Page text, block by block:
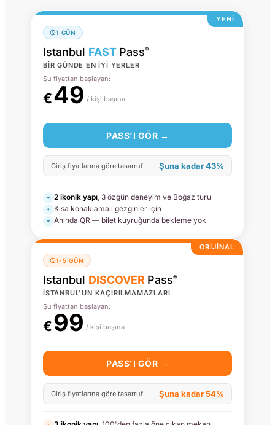
YENİ
1 GÜN
Istanbul FAST Pass®
BIR GÜNDE EN İYI YERLER
Şu fiyattan başlayan:
€49 / kişi başına
PASS'I GÖR →
Giriş fiyatlarına göre tasarruf Şuna kadar 43%
✦ 2 ikonik yapı , 3 özgün deneyim ve Boğaz turu
✦ Kısa konaklamalı gezginler için
✦ Anında QR — bilet kuyruğunda bekleme yok
ORİJİNAL
1-5 GÜN
Istanbul DISCOVER Pass®
İSTANBUL'UN KAÇIRILMAMAZLARI
Şu fiyattan başlayan:
€99 / kişi başına
PASS'I GÖR →
Giriş fiyatlarına göre tasarruf Şuna kadar 54%